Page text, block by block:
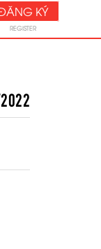
KÝ
REGISTER